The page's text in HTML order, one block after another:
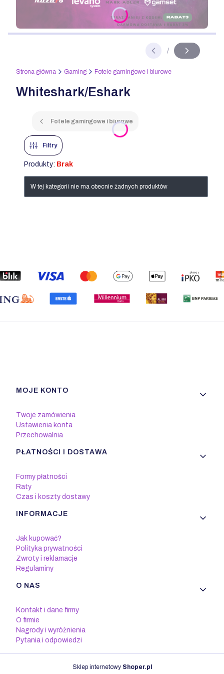
Naciśnij Enter lub spację, aby otworzyć stronę.
Slajd
/
z
Strona główna Gaming Fotele gamingowe i biurowe
Whiteshark/Eshark
Fotele gamingowe i biurowe
Filtry
Produkty: Brak
Lista produktów
W tej kategorii nie ma obecnie żadnych produktów
Linki w stopce
MOJE KONTO
Twoje zamówienia
Ustawienia konta
Przechowalnia
PŁATNOŚCI I DOSTAWA
Formy płatności
Raty
Czas i koszty dostawy
INFORMACJE
Jak kupować?
Polityka prywatności
Zwroty i reklamacje
Regulaminy
O NAS
Kontakt i dane firmy
O firmie
Nagrody i wyróżnienia
Pytania i odpowiedzi
Sklep internetowy Shoper.pl